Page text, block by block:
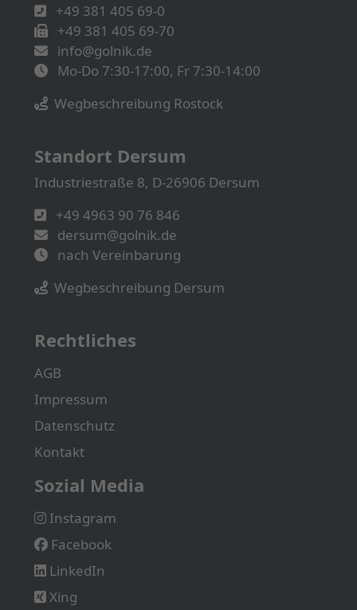
+49 381 405 69-0
+49 381 405 69-70
info@golnik.de
Mo-Do 7:30-17:00, Fr 7:30-14:00
Wegbeschreibung Rostock
Standort Dersum
Industriestraße 8, D-26906 Dersum
+49 4963 90 76 846
dersum@golnik.de
nach Vereinbarung
Wegbeschreibung Dersum
Rechtliches
AGB
Impressum
Datenschutz
Kontakt
Sozial Media
Instagram
Facebook
LinkedIn
Xing